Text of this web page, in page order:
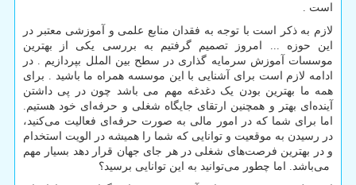
است .
لازم به ذکر است با توجه به فقدان منابع علمی و آموزشی معتبر در
این حوزه ... امروز تصمیم گرفتیم به بررسی یکی از بهترین
موسسات آموزش سرمایه گذاری در سطح بین الملل بپردازیم . در
ادامه لازم است برای آشنایی با این موسسه همراه ما باشید . برای
همه ما بهترین بودن یک دغدغه مهم می باشد چون در پی داشتن
آینده‌ای بهتر و همچنین ارتقای جایگاه شغلی و حرفه‌ای خود هستیم.
اما برای شما که در امور مالی به صورت حرفه‌ای فعالیت می‌کنید،
در رسیدن به موقعیت و توانایی که شما را همیشه در الویت استخدام
و در بهترین فرصت‌های شغلی در هر جای جهان قرار دهد بسیار مهم
می‌باشد. اما چطور می‌توانید به این توانایی برسید؟